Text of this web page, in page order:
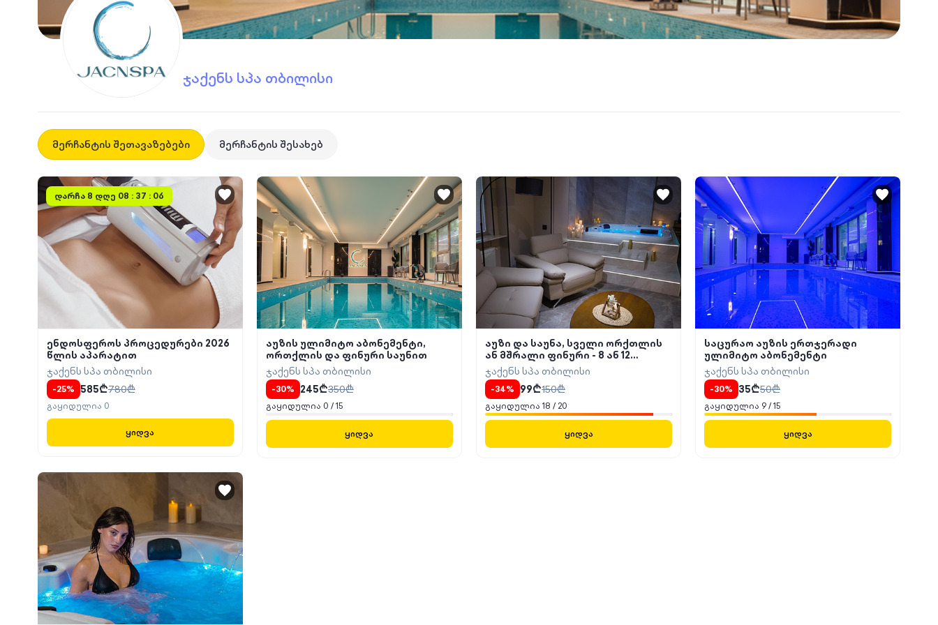
ჯაქენს სპა თბილისი
მერჩანტის შეთავაზებები მერჩანტის შესახებ
დარჩა 8 დღე 08 : 37 : 06
ენდოსფეროს პროცედურები 2026
წლის აპარატით
ჯაქენს სპა თბილისი
-25% 585₾780₾
გაყიდულია 0
ყიდვა
აუზის ულიმიტო აბონემენტი,
ორთქლის და ფინური საუნით
ჯაქენს სპა თბილისი
-30% 245₾350₾
გაყიდულია 0 /15
ყიდვა
აუზი და საუნა, სველი ორქთლის
ან მშრალი ფინური - 8 ან 12
ვიზიტი დახურულ აუზზე
ჯაქენს სპა თბილისი
-34% 99₾150₾
გაყიდულია 18 / 20
ყიდვა
საცურაო აუზის ერთჯერადი
ულიმიტო აბონემენტი
ჯაქენს სპა თბილისი
-30% 35₾50₾
გაყიდულია 9/15
ყიდვა